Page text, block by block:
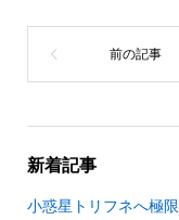
新着記事
小惑星トリフネへ極